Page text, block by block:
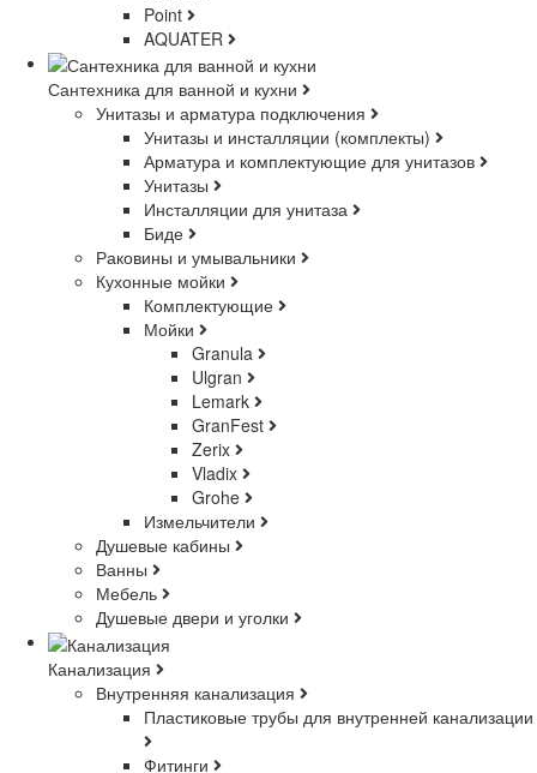
Point
AQUATER
Сантехника для ванной и кухни
Унитазы и арматура подключения
Унитазы и инсталляции (комплекты)
Арматура и комплектующие для унитазов
Унитазы
Инсталляции для унитаза
Биде
Раковины и умывальники
Кухонные мойки
Комплектующие
Мойки
Granula
Ulgran
Lemark
GranFest
Zerix
Vladix
Grohe
Измельчители
Душевые кабины
Ванны
Мебель
Душевые двери и уголки
Канализация
Внутренняя канализация
Пластиковые трубы для внутренней канализации
Фитинги